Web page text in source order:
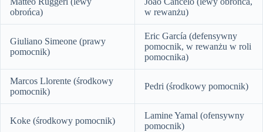
obrońca)
w rewanżu)
Giuliano Simeone (prawy
pomocnik)
Eric García (defensywny
pomocnik, w rewanżu w roli
pomocnika)
Marcos Llorente (środkowy
pomocnik)
Pedri (środkowy pomocnik)
Koke (środkowy pomocnik)
Lamine Yamal (ofensywny
pomocnik)